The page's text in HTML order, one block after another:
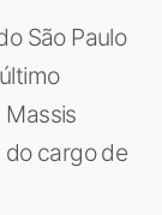
São Paulo
do cargo de